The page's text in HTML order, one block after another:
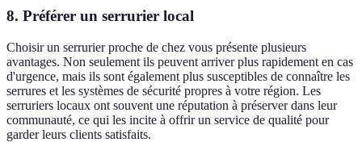
8. Préférer un serrurier local
Choisir un serrurier proche de chez vous présente plusieurs
avantages. Non seulement ils peuvent arriver plus rapidement en cas
d'urgence, mais ils sont également plus susceptibles de connaître les
serrures et les systèmes de sécurité propres à votre région. Les
serruriers locaux ont souvent une réputation à préserver dans leur
communauté, ce qui les incite à offrir un service de qualité pour
garder leurs clients satisfaits.